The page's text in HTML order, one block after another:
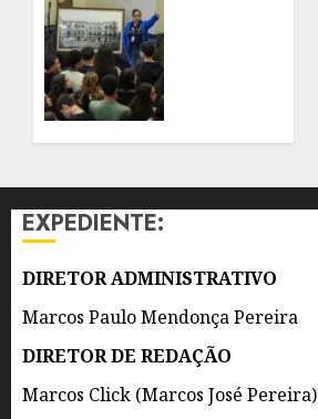
AGOSTO
DE 2026
EXPEDIENTE:
DIRETOR ADMINISTRATIVO
Marcos Paulo Mendonça Pereira
DIRETOR DE REDAÇÃO
Marcos Click (Marcos José Pereira)